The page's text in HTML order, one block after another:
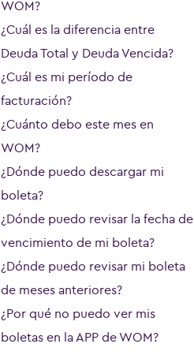
WOM?
¿Cuál es la diferencia entre
Deuda Total y Deuda Vencida?
¿Cuál es mi período de
facturación?
¿Cuánto debo este mes en
WOM?
¿Dónde puedo descargar mi
boleta?
¿Dónde puedo revisar la fecha de
vencimiento de mi boleta?
¿Dónde puedo revisar mi boleta
de meses anteriores?
¿Por qué no puedo ver mis
boletas en la APP de WOM?